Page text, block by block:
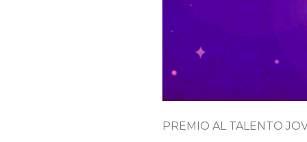
PREMIO AL TALENTO